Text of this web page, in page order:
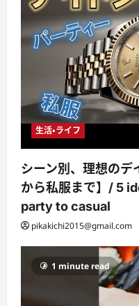
生活・ライフ
シーン別、理想のデ
から私服まで】/ 5
party to casual
pikakichi2015@gmail.com
1 minute read